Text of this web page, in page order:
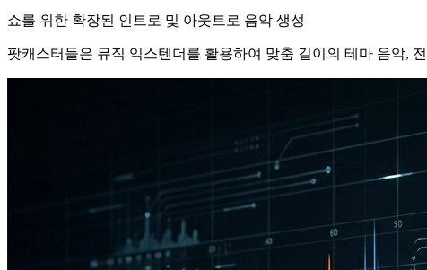
쇼를 위한 확장된 인트로 및 아웃트로 음악 생성
팟캐스터들은 뮤직 익스텐더를 활용하여 맞춤 길이의 테마 음악,